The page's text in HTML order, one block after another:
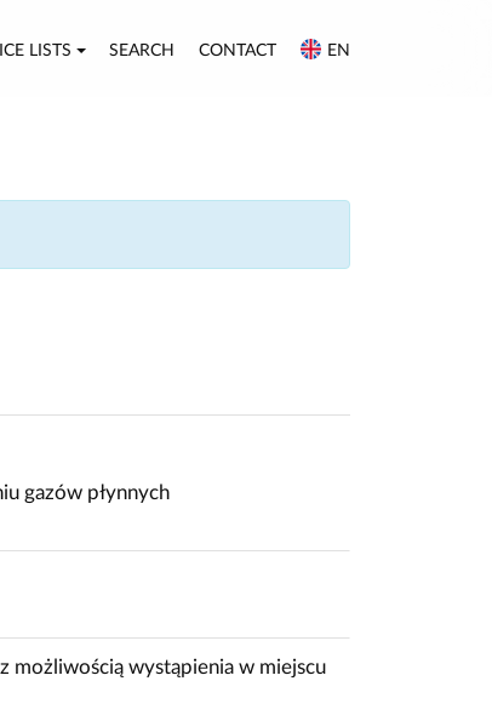
LISTS SEARCH CONTACT EN
gazów płynnych
możliwością wystąpienia w miejscu